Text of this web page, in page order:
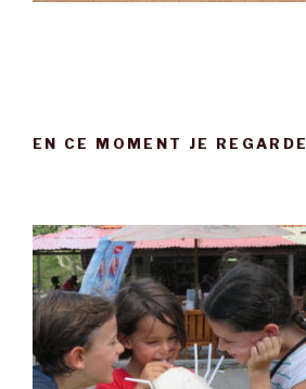
EN CE MOMENT JE REGARDE